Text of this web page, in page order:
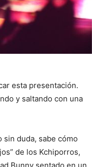
esta presentación.
y saltando con una
duda, sabe cómo
de los Kchiporros,